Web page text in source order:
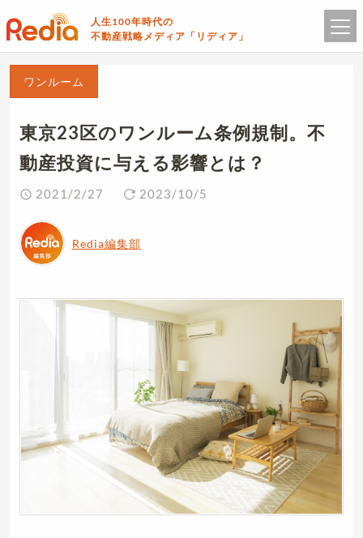
人生100年時代の
不動産戦略メディア「リディア」
ワンルーム
東京23区のワンルーム条例規制。不
動産投資に与える影響とは？
2021/2/27 2023/10/5
Redia編集部